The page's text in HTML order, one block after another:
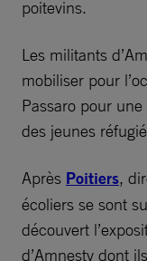
poitevins.
Les militants
mobiliser pour
Passaro pour
des jeunes
Après Poitiers,
écoliers se sont
découvert
d’Amnesty dont